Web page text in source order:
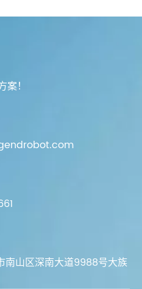
！
南山区深南大道9988号大族